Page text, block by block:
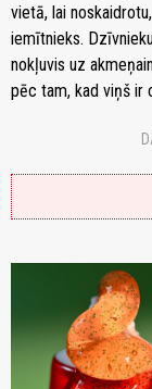
vietā, lai
iemītnieks.
nokļuvis uz
pēc tam, kad viņš ir